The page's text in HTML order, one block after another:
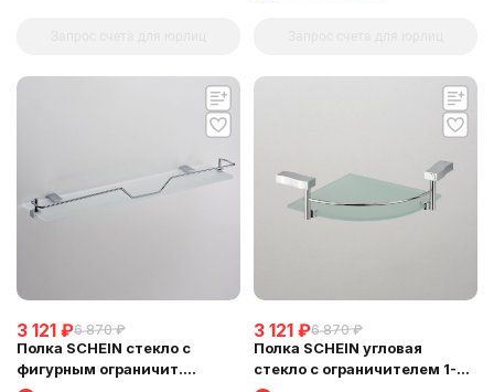
3 121 ₽6 870 ₽
Полка SCHEIN стекло с
фигурным ограничит.
3 121 ₽6 870 ₽
Полка SCHEIN угловая
стекло с ограничителем 1-